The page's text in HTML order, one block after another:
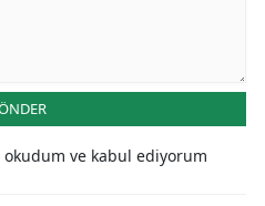
okudum ve kabul ediyorum